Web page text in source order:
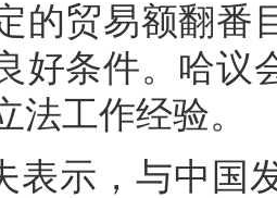
的贸易额翻番
好条件。哈议
法工作经验。
表示，与中国